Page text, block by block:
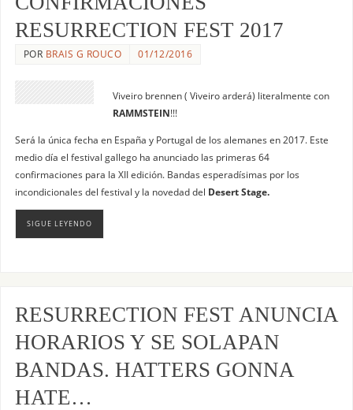
RESURRECTION FEST 2017
POR BRAIS G ROUCO 01/12/2016
Viveiro brennen ( Viveiro arderá) literalmente con
RAMMSTEIN!!!
Será la única fecha en España y Portugal de los alemanes en 2017. Este
medio día el festival gallego ha anunciado las primeras 64
confirmaciones para la XII edición. Bandas esperadísimas por los
incondicionales del festival y la novedad del Desert Stage.
SIGUE LEYENDO
RESURRECTION FEST ANUNCIA
HORARIOS Y SE SOLAPAN
BANDAS. HATTERS GONNA
HATE…